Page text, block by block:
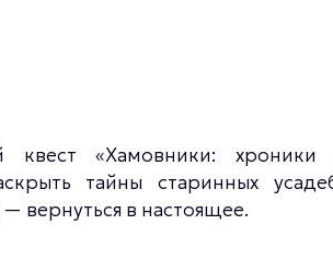
квест «Хамовники: хроники
тайны старинных
вернуться в настоящее.